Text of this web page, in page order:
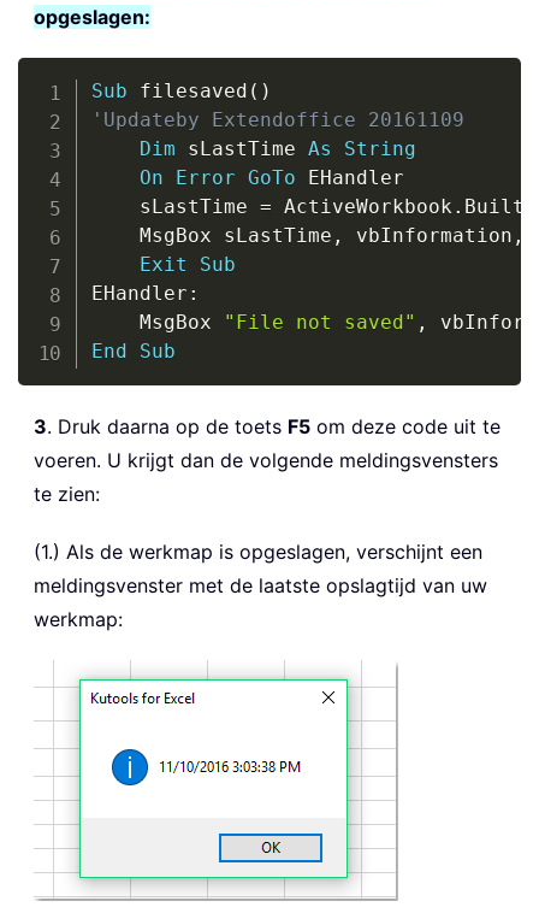
opgeslagen:
Sub filesaved ( )
'Updateby Extendoffice 20161109
Dim sLastTime As
String
On
Error GoTo EHandler
    sLastTime
= ActiveWorkbook .
    MsgBox sLastTime
, vbInformation ,
Exit
Sub
EHandler :
    MsgBox
"File not saved" ,
End
Sub
3. Druk daarna op de toets F5 om deze code uit te
voeren. U krijgt dan de volgende meldingsvensters
te zien:
(1.) Als de werkmap is opgeslagen, verschijnt een
meldingsvenster met de laatste opslagtijd van uw
werkmap: